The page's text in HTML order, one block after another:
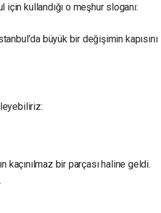
kullandığı o meşhur sloganı:
büyük bir değişimin kapısını
kaçınılmaz bir parçası haline geldi.